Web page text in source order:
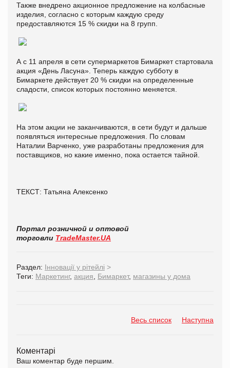
Также внедрено акционное предложение на колбасные
изделия, согласно с которым каждую среду
предоставляются 15 % скидки на 8 групп.
А с 11 апреля в сети супермаркетов Бимаркет стартовала
акция «День Ласуна». Теперь каждую субботу в
Бимаркете действует 20 % скидки на определенные
сладости, список которых постоянно меняется.
На этом акции не заканчиваются, в сети будут и дальше
появляться интересные предложения. По словам
Наталии Варченко, уже разработаны предложения для
поставщиков, но какие именно, пока остается тайной.
ТЕКСТ: Татьяна Алексенко
Портал розничной и оптовой
торговли TradeMaster.UA
Раздел: Інновації у рітейлі >
Теги: Маркетинг, акция Бимаркет, магазины у дома
Весь список Наступна
Коментарі
Ваш коментар буде першим.